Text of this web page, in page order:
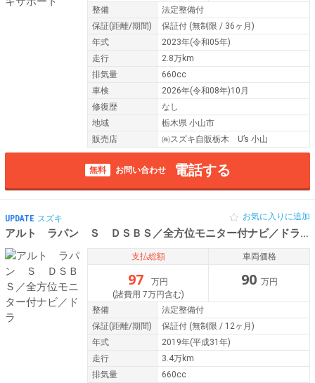
整備
法定整備付
保証(距離/期間) 保証付 (無制限 / 36ヶ月)
年式
2023年(令和05年)
走行
2.8万km
排気量
660cc
車検
2026年(令和08年)10月
修復歴
なし
地域
栃木県 小山市
販売店
㈱スズキ自販栃木 U’s 小山
無料 お問い合わせ 電話する
UPDATE スズキ
アルト ラパン Ｓ ＤＳＢＳ／全方位モニター付ナビ／ドラ
お気に入りに追加
支払総額
97
万円
(諸費用 7万円含む)
車両価格
90 万円
整備
法定整備付
保証(距離/期間) 保証付 (無制限 / 12ヶ月)
年式
2019年(平成31年)
走行
3.4万km
排気量
660cc